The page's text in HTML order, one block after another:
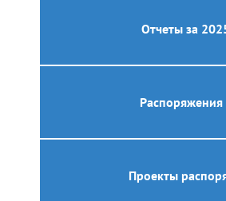
Отчеты за
Проекты